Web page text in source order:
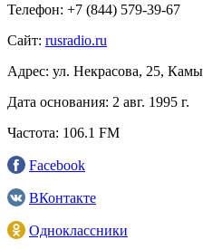
Телефон: +7 (844) 579-39-67
Сайт: rusradio.ru
Адрес: ул. Некрасова, 25,
Дата основания: 2 авг. 1995 г.
Частота: 106.1 FM
Facebook
ВКонтакте
Одноклассники